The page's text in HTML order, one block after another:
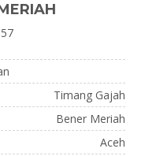
Timang Gajah
Bener Meriah
Aceh